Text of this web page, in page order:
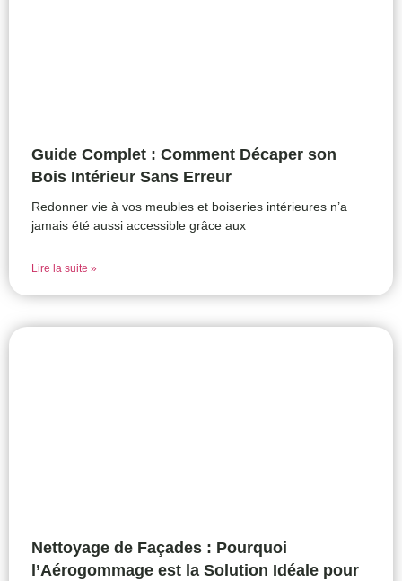
Guide Complet : Comment Décaper son
Bois Intérieur Sans Erreur
Redonner vie à vos meubles et boiseries intérieures n’a
jamais été aussi accessible grâce aux
Lire la suite »
Nettoyage de Façades : Pourquoi
l’Aérogommage est la Solution Idéale pour